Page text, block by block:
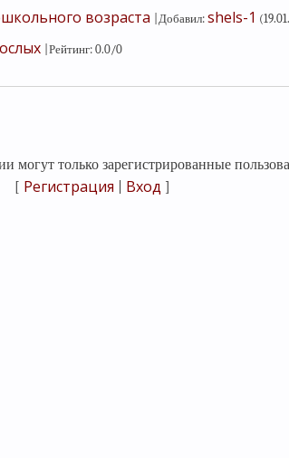
возраста Добавил: shels-1
Рейтинг: 0.0/0
могут только зарегистрированные
[ Регистрация Вход ]